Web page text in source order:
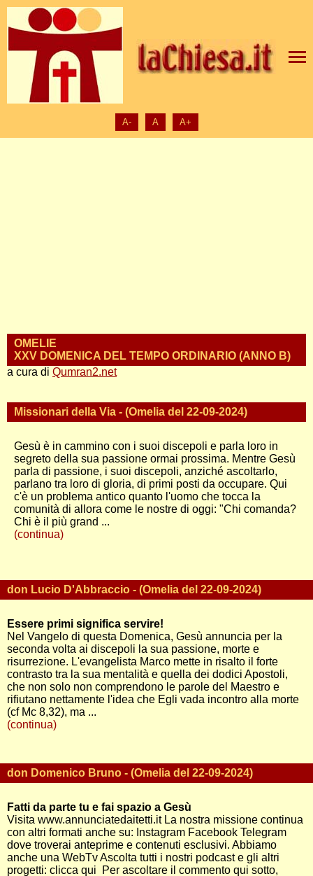
A- A A+
OMELIE
XXV DOMENICA DEL TEMPO ORDINARIO (ANNO B)
a cura di Qumran2.net
Missionari della Via - (Omelia del 22-09-2024)
Gesù è in cammino con i suoi discepoli e parla loro in
segreto della sua passione ormai prossima. Mentre Gesù
parla di passione, i suoi discepoli, anziché ascoltarlo,
parlano tra loro di gloria, di primi posti da occupare. Qui
c'è un problema antico quanto l'uomo che tocca la
comunità di allora come le nostre di oggi: "Chi comanda?
Chi è il più grand ...
(continua)
don Lucio D'Abbraccio - (Omelia del 22-09-2024)
Essere primi significa servire!
Nel Vangelo di questa Domenica, Gesù annuncia per la
seconda volta ai discepoli la sua passione, morte e
risurrezione. L'evangelista Marco mette in risalto il forte
contrasto tra la sua mentalità e quella dei dodici Apostoli,
che non solo non comprendono le parole del Maestro e
rifiutano nettamente l'idea che Egli vada incontro alla morte
(cf Mc 8,32), ma ...
(continua)
don Domenico Bruno - (Omelia del 22-09-2024)
Fatti da parte tu e fai spazio a Gesù
Visita www.annunciatedaitetti.it La nostra missione continua
con altri formati anche su: Instagram Facebook Telegram
dove troverai anteprime e contenuti esclusivi. Abbiamo
anche una WebTv Ascolta tutti i nostri podcast e gli altri
progetti: clicca qui Per ascoltare il commento qui sotto,